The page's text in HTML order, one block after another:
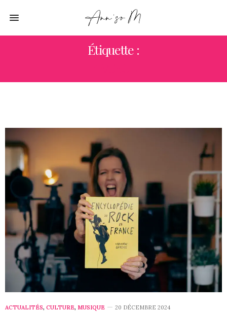
Étiquette :
ACTUALITÉS, CULTURE, MUSIQUE 20 DÉCEMBRE 2024